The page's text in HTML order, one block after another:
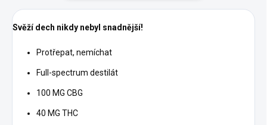
Svěží dech nikdy nebyl snadnější!
Protřepat, nemíchat
Full-spectrum destilát
100 MG CBG
40 MG THC